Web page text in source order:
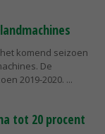
komend seizoen
De
2019-2020.
tot 20 procent